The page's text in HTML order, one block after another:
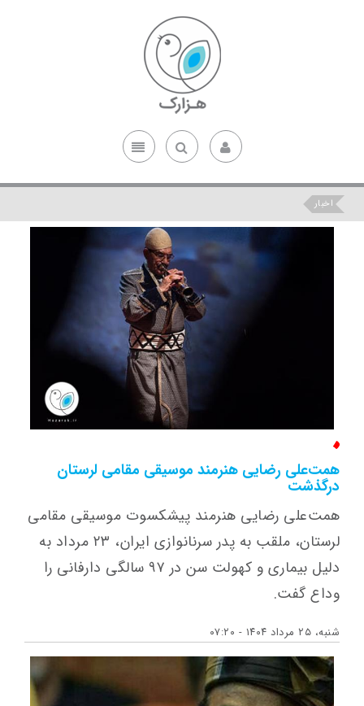
اخبار
همت‌علی رضایی هنرمند موسیقی مقامی لرستان
درگذشت
همت‌علی رضایی هنرمند پیشکسوت موسیقی مقامی
لرستان، ملقب به پدر سرنانوازی ایران، ۲۳ مرداد به
دلیل بیماری و کهولت سن در ۹۷ سالگی دارفانی را
وداع گفت.
شنبه، ۲۵ مرداد ۱۴۰۴ - ۰۷:۲۰